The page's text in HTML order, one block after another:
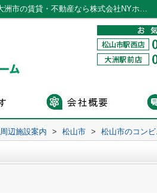
ファミリーマート 松山市民病院前店情報ページ｜松山市・大洲市の賃貸・不動産なら株式会社NYホーム
周辺施設案内 > 松山市 > 松山市のコン